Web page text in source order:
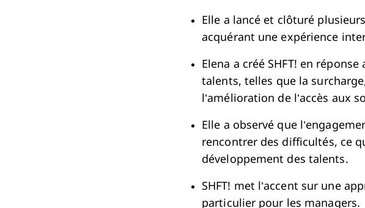
Elle a lancé et clôturé
acquérant une expérience
Elena a créé SHFT! en
talents, telles que la
l’amélioration de l’accès aux
Elle a observé que
rencontrer des difficultés, ce
développement des talents.
SHFT! met l’accent sur une
particulier pour les managers.